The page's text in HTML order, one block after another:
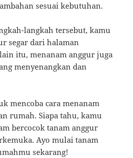
sesuai kebutuhan.
langkah tersebut, kamu
segar dari halaman
itu, menanam anggur juga
menyenangkan dan
mencoba cara menanam
rumah. Siapa tahu, kamu
bercocok tanam anggur
Ayo mulai tanam
sekarang!